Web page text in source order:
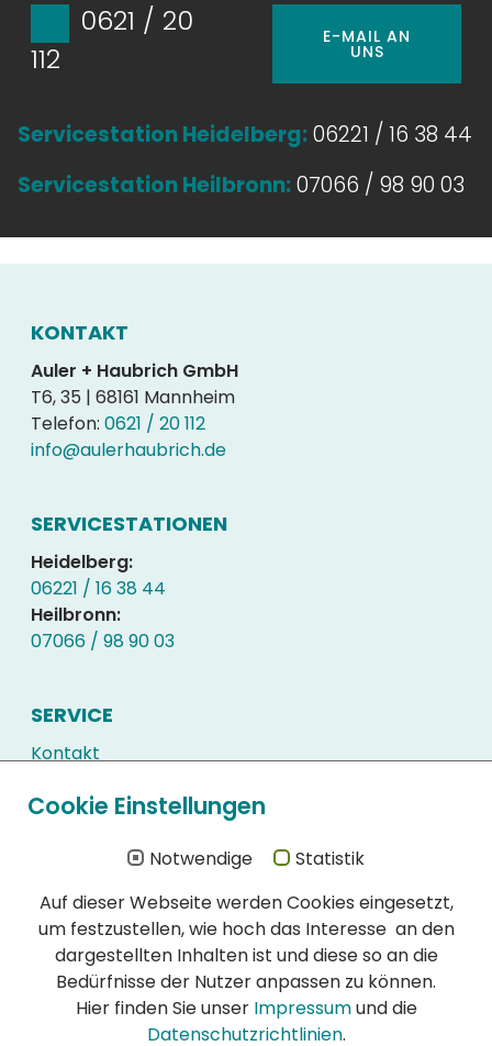
0621 / 20
112
E-MAIL AN
UNS
Servicestation Heidelberg: 06221 / 16 38 44
Servicestation Heilbronn: 07066 / 98 90 03
KONTAKT
Auler + Haubrich GmbH
T6, 35 | 68161 Mannheim
Telefon: 0621 / 20 112
info@aulerhaubrich.de
SERVICESTATIONEN
Heidelberg:
06221 / 16 38 44
Heilbronn:
07066 / 98 90 03
SERVICE
Kontakt
Downloads
WIR SIND ZERTIFIZIERT
Schon immer hatte die Qualität unserer
Schädlingsbekämpfung höchste Priorität:
DIN EN ISO 900l:2015 Zertifikat (PDF)
DIN EN ISO 14001:2015 Zertifikat (PDF)
Cookie Einstellungen
Notwendige
Statistik
Auf dieser Webseite werden Cookies eingesetzt,
um festzustellen, wie hoch das Interesse an den
dargestellten Inhalten ist und diese so an die
Bedürfnisse der Nutzer anpassen zu können.
Hier finden Sie unser Impressumund die
Datenschutzrichtlinien.